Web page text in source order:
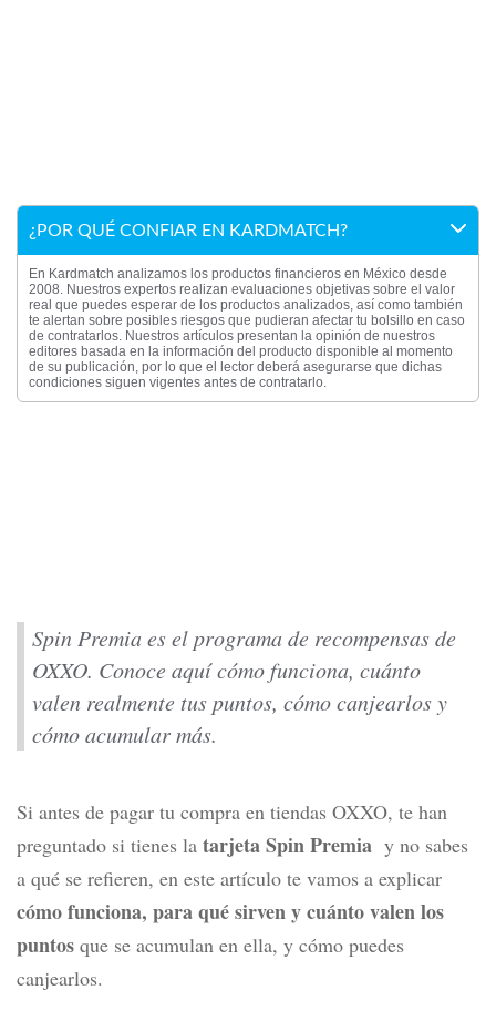
¿POR QUÉ CONFIAR EN KARDMATCH?
En Kardmatch analizamos los productos financieros en México desde
2008. Nuestros expertos realizan evaluaciones objetivas sobre el valor
real que puedes esperar de los productos analizados, así como también
te alertan sobre posibles riesgos que pudieran afectar tu bolsillo en caso
de contratarlos. Nuestros artículos presentan la opinión de nuestros
editores basada en la información del producto disponible al momento
de su publicación, por lo que el lector deberá asegurarse que dichas
condiciones siguen vigentes antes de contratarlo.
Spin Premia es el programa de recompensas de
OXXO. Conoce aquí cómo funciona, cuánto
valen realmente tus puntos, cómo canjearlos y
cómo acumular más.
Si antes de pagar tu compra en tiendas OXXO, te han
preguntado si tienes la tarjeta Spin Premia y no sabes
a qué se refieren, en este artículo te vamos a explicar
cómo funciona, para qué sirven y cuánto valen los
puntos que se acumulan en ella, y cómo puedes
canjearlos.